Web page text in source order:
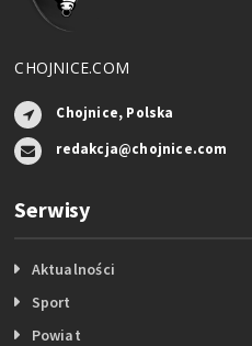
CHOJNICE.COM
Chojnice, Polska
redakcja@chojnice.com
Serwisy
Aktualności
Sport
Powiat